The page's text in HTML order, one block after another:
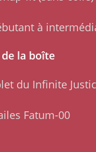
à
la boîte
du Infinite
Fatum-00